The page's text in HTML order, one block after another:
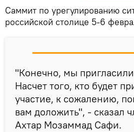
Саммит по урегулированию
российской столице 5-6
"Конечно, мы
Насчет того, кто будет
участие, к сожалению,
вам доложить", - сказал
Ахтар Мозаммад Сафи.